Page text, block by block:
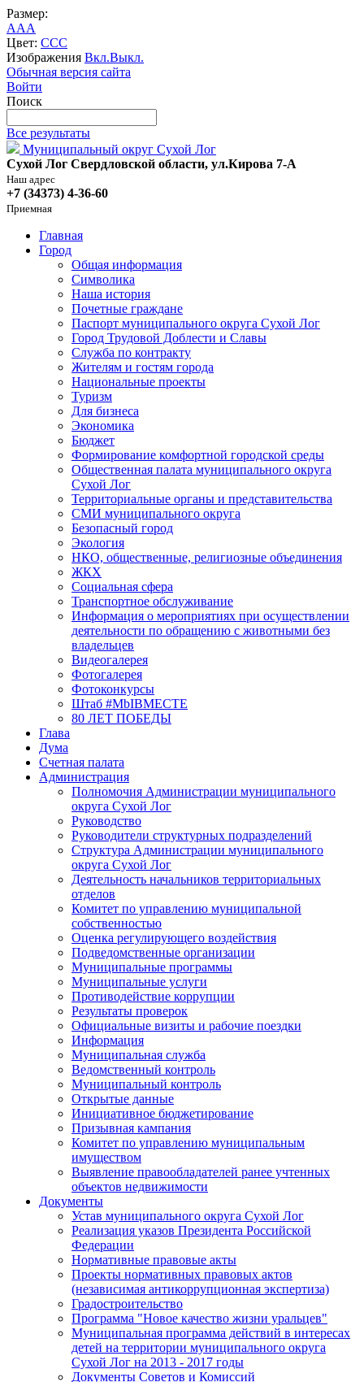
Размер:
AAA
Цвет: CCC
Изображения Вкл.Выкл.
Обычная версия сайта
Войти
Поиск
Все результаты
Муниципальный округ Сухой Лог
Сухой Лог Свердловской области, ул.Кирова 7-А
Наш адрес
+7 (34373) 4-36-60
Приемная
Главная
Город
Общая информация
Символика
Наша история
Почетные граждане
Паспорт муниципального округа Сухой Лог
Город Трудовой Доблести и Славы
Служба по контракту
Жителям и гостям города
Национальные проекты
Туризм
Для бизнеса
Экономика
Бюджет
Формирование комфортной городской среды
Общественная палата муниципального округа
Сухой Лог
Территориальные органы и представительства
СМИ муниципального округа
Безопасный город
Экология
НКО, общественные, религиозные объединения
ЖКХ
Социальная сфера
Транспортное обслуживание
Информация о мероприятиях при осуществлении
деятельности по обращению с животными без
владельцев
Видеогалерея
Фотогалерея
Фотоконкурсы
Штаб #MbIBMECTE
80 ЛЕТ ПОБЕДЫ
Глава
Дума
Счетная палата
Администрация
Полномочия Администрации муниципального
округа Сухой Лог
Руководство
Руководители структурных подразделений
Структура Администрации муниципального
округа Сухой Лог
Деятельность начальников территориальных
отделов
Комитет по управлению муниципальной
собственностью
Оценка регулирующего воздействия
Подведомственные организации
Муниципальные программы
Муниципальные услуги
Противодействие коррупции
Результаты проверок
Официальные визиты и рабочие поездки
Информация
Муниципальная служба
Ведомственный контроль
Муниципальный контроль
Открытые данные
Инициативное бюджетирование
Призывная кампания
Комитет по управлению муниципальным
имуществом
Выявление правообладателей ранее учтенных
объектов недвижимости
Документы
Устав муниципального округа Сухой Лог
Реализация указов Президента Российской
Федерации
Нормативные правовые акты
Проекты нормативных правовых актов
(независимая антикоррупционная экспертиза)
Градостроительство
Программа "Новое качество жизни уральцев"
Муниципальная программа действий в интересах
детей на территории муниципального округа
Сухой Лог на 2013 - 2017 годы
Документы Советов и Комиссий